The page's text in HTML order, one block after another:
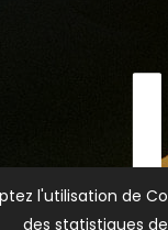
l'utilisation de
des statistiques